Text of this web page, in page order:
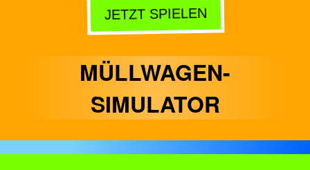
JETZT SPIELEN
MÜLLWAGEN-
SIMULATOR